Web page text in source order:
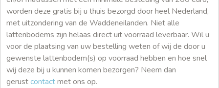
worden deze gratis bij u thuis bezorgd door heel Nederland,
met uitzondering van de Waddeneilanden. Niet alle
lattenbodems zijn helaas direct uit voorraad leverbaar. Wil u
voor de plaatsing van uw bestelling weten of wij de door u
gewenste lattenbodem(s) op voorraad hebben en hoe snel
wij deze bij u kunnen komen bezorgen? Neem dan
gerustcontactmet ons op.